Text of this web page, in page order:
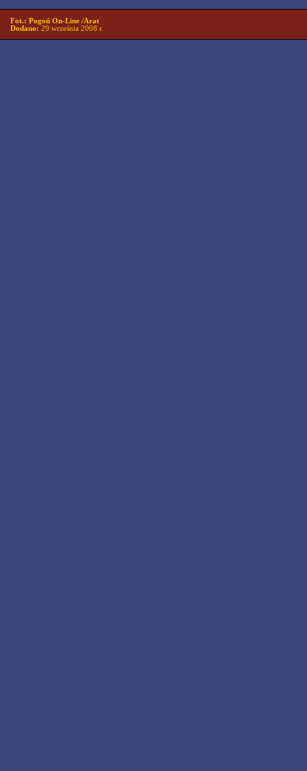
Fot.: Pogoń On-Line /Arat
Dodano: 29 września 2008 r.